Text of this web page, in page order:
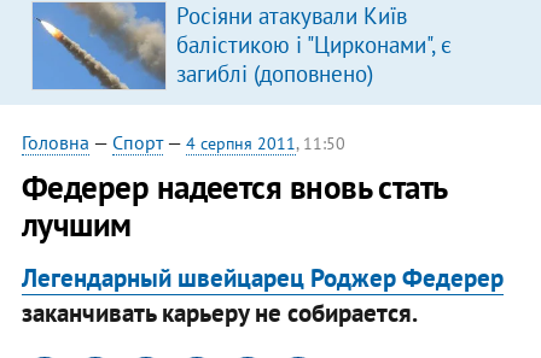
Росіяни атакували Київ
балістикою і "Цирконами", є
загиблі (доповнено)
Головна — Спорт— 4 серпня 2011, 11:50
Федерер надеется вновь стать
лучшим
Легендарный швейцарец Роджер Федерер
заканчивать карьеру не собирается.